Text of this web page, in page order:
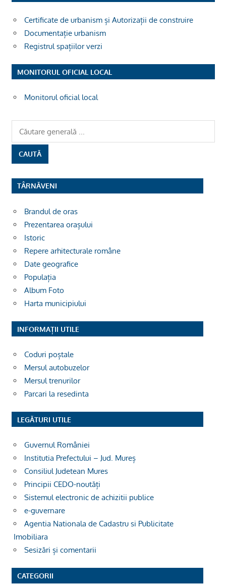
Certificate de urbanism și Autorizații de construire
Documentație urbanism
Registrul spațiilor verzi
MONITORUL OFICIAL LOCAL
Monitorul oficial local
TÂRNĂVENI
Brandul de oras
Prezentarea orașului
Istoric
Repere arhitecturale române
Date geografice
Populația
Album Foto
Harta municipiului
INFORMAȚII UTILE
Coduri poștale
Mersul autobuzelor
Mersul trenurilor
Parcari la resedinta
LEGĂTURI UTILE
Guvernul României
Institutia Prefectului – Jud. Mureș
Consiliul Judetean Mures
Principii CEDO-noutăți
Sistemul electronic de achizitii publice
e-guvernare
Agentia Nationala de Cadastru si Publicitate
Imobiliara
Sesizări și comentarii
CATEGORII